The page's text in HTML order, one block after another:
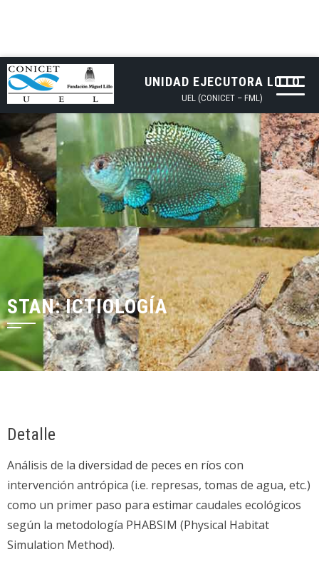
UNIDAD EJECUTORA LILLO
UEL (CONICET – FML)
STAN: ICTIOLOGÍA
Detalle
Análisis de la diversidad de peces en ríos con
intervención antrópica (i.e. represas, tomas de agua, etc.)
como un primer paso para estimar caudales ecológicos
según la metodología PHABSIM (Physical Habitat
Simulation Method).